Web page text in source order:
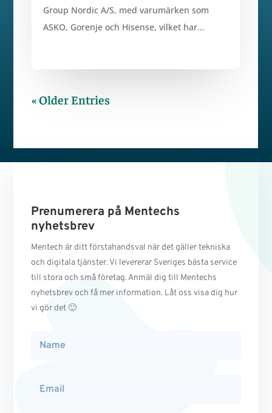
Group Nordic A/S, med varumärken som
ASKO, Gorenje och Hisense, vilket har...
« Older Entries
Prenumerera på Mentechs
nyhetsbrev
Mentech är ditt förstahandsval när det gäller tekniska
och digitala tjänster. Vi levererar Sveriges bästa service
till stora och små företag. Anmäl dig till Mentechs
nyhetsbrev och få mer information. Låt oss visa dig hur
vi gör det 🙂